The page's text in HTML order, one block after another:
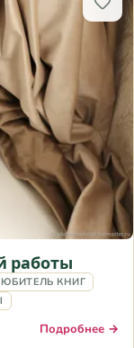
работы
КНИГ
Подробнее →